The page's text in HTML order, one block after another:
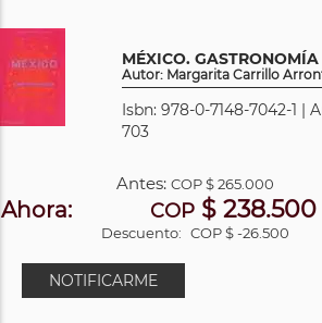
MÉXICO. GASTRONOMÍA
Autor: Margarita Carrillo
Isbn: 978-0-7148-7042-1 |
703
Antes: COP$ 265.000
Ahora: COP$ 238.500
Descuento: COP $ -26.500
NOTIFICARME